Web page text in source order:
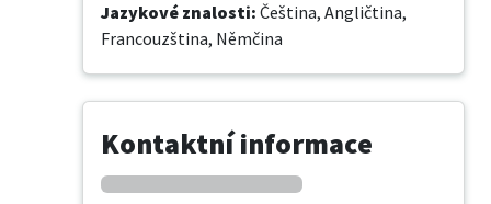
Jazykové znalosti: Čeština, Angličtina,
Francouzština, Němčina
Kontaktní informace